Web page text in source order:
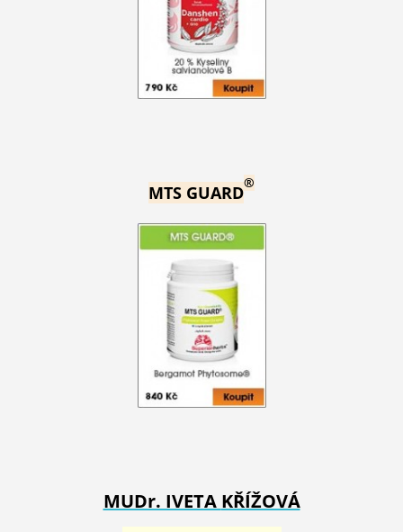
MTS GUARD®
MUDr. IVETA KŘÍŽOVÁ